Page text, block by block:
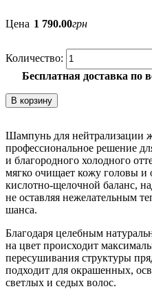
Цена 1 790.00грн
Бесплатная доставка по
В корзину
Шампунь для нейтрализации
профессиональное решение
и благородного холодного
мягко очищает кожу головы и
кислотно-щелочной баланс,
не оставляя нежелательным
шанса.
Благодаря целебным
на цвет происходит
пересушивания структуры
подходит для окрашенных,
светлых и седых волос.